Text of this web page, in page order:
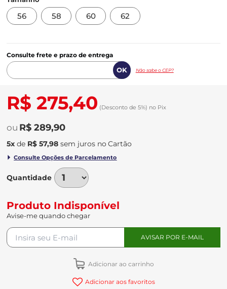
56 58 60 62
Consulte frete e prazo de entrega
Não sabe o CEP?
R$ 275,40 (Desconto de 5%) no Pix
R$ 289,90
5x de R$ 57,98 sem juros no
Quantidade
Produto Indisponível
Avise-me quando chegar
Adicionar ao carrinho
Adicionar aos favoritos